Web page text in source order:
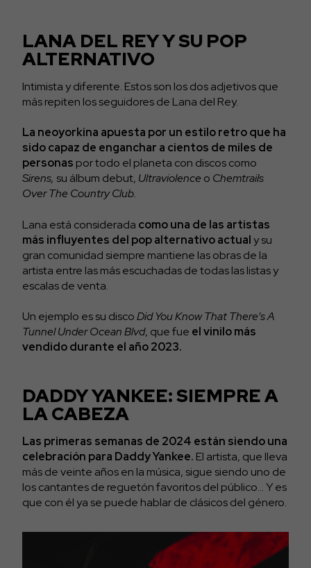
LANA DEL REY Y SU POP
ALTERNATIVO
Intimista y diferente. Estos son los dos adjetivos que
más repiten los seguidores de Lana del Rey.
La neoyorkina apuesta por un estilo retro que ha
sido capaz de enganchar a cientos de miles de
personas por todo el planeta con discos como
Sirens, su álbum debut, Ultraviolence o Chemtrails
Over The Country Club.
Lana está considerada como una de las artistas
más influyentes del pop alternativo actualy su
gran comunidad siempre mantiene las obras de la
artista entre las más escuchadas de todas las listas y
escalas de venta.
Un ejemplo es su discoDid You Know That There’s A
Tunnel Under Ocean Blvd, que fue el vinilo más
vendido durante el año 2023.
DADDY YANKEE: SIEMPRE A
LA CABEZA
Las primeras semanas de 2024 están siendo una
celebración para Daddy Yankee. El artista, que lleva
más de veinte años en la música, sigue siendo uno de
los cantantes de reguetón favoritos del público… Y es
que con él ya se puede hablar de clásicos del género.